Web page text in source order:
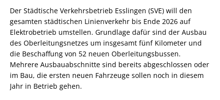
Der Städtische Verkehrsbetrieb Esslingen (SVE) will den
gesamten städtischen Linienverkehr bis Ende 2026 auf
Elektrobetrieb umstellen. Grundlage dafür sind der Ausbau
des Oberleitungsnetzes um insgesamt fünf Kilometer und
die Beschaffung von 52 neuen Oberleitungsbussen.
Mehrere Ausbauabschnitte sind bereits abgeschlossen oder
im Bau, die ersten neuen Fahrzeuge sollen noch in diesem
Jahr in Betrieb gehen.